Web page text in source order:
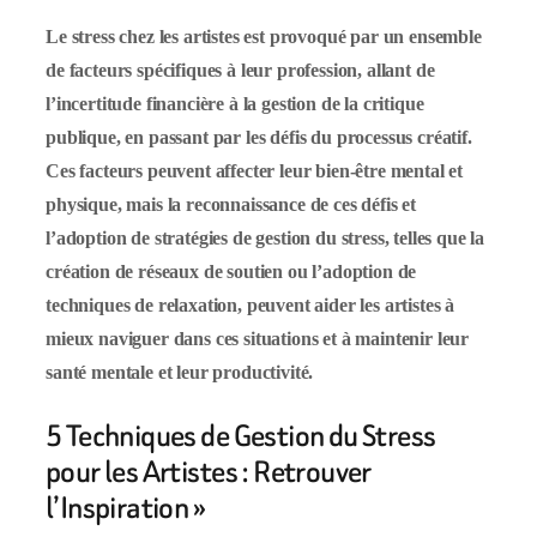
Le stress chez les artistes est provoqué par un ensemble
de facteurs spécifiques à leur profession, allant de
l’incertitude financière à la gestion de la critique
publique, en passant par les défis du processus créatif.
Ces facteurs peuvent affecter leur bien-être mental et
physique, mais la reconnaissance de ces défis et
l’adoption de stratégies de gestion du stress, telles que la
création de réseaux de soutien ou l’adoption de
techniques de relaxation, peuvent aider les artistes à
mieux naviguer dans ces situations et à maintenir leur
santé mentale et leur productivité.
5 Techniques de Gestion du Stress
pour les Artistes : Retrouver
l’Inspiration »